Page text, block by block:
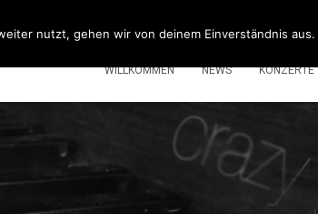
WILLKOMMEN NEWS KONZERTE
nutzt, gehen wir von deinem Einverständnis aus.